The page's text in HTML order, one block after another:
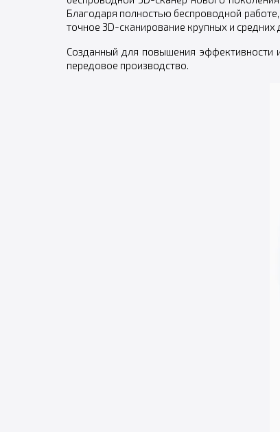
Благодаря полностью беспроводной
точное 3D-сканирование крупных и
Созданный для повышения эффективности
передовое производство.